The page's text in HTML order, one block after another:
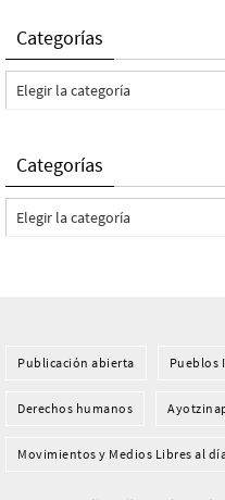
Categorías
Categorías
Categorías
Categorías
Publicación abierta Pueblos
Derechos humanos
Movimientos y Medios Libres al